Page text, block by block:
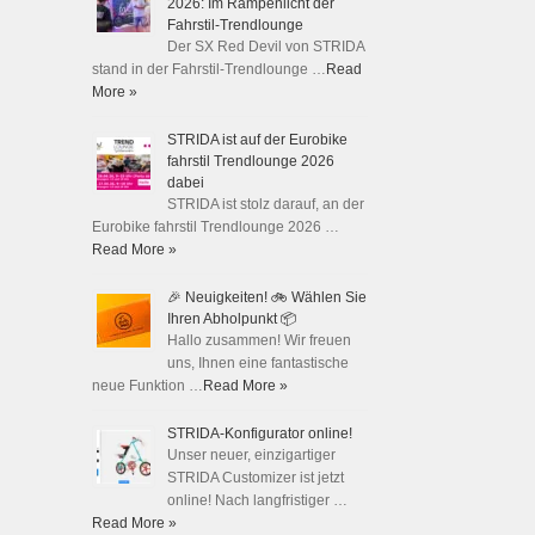
Fahrstil-Trendlounge
Der SX Red Devil von STRIDA
stand in der Fahrstil-Trendlounge … Read
More »
STRIDA ist auf der Eurobike
fahrstil Trendlounge 2026
dabei
STRIDA ist stolz darauf, an der
Eurobike fahrstil Trendlounge 2026 …
Read More »
🎉 Neuigkeiten! 🚲 Wählen Sie
Ihren Abholpunkt 📦
Hallo zusammen! Wir freuen
uns, Ihnen eine fantastische
neue Funktion … Read More »
STRIDA-Konfigurator online!
Unser neuer, einzigartiger
STRIDA Customizer ist jetzt
online! Nach langfristiger …
Read More »